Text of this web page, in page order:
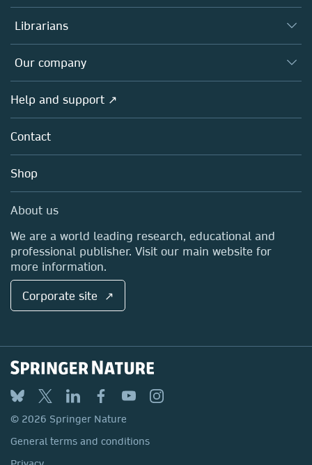
Books
Platforms
Authors
Editors
Open science
Policies
Librarians
Overview
Products
Licensing
Blog
Sales and account contacts
Our company
Overview
About us
Careers
Media Centre
Locations & Contact
Help and support ↗
Contact
Shop
About us
We are a world leading research, educational and
professional publisher. Visit our main website for
more information.
Corporate site ↗
© 2026 Springer Nature
General terms and conditions